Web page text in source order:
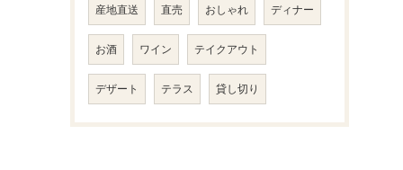
産地直送 直売 おしゃれ ディナー
お酒 ワイン テイクアウト
デザート テラス 貸し切り